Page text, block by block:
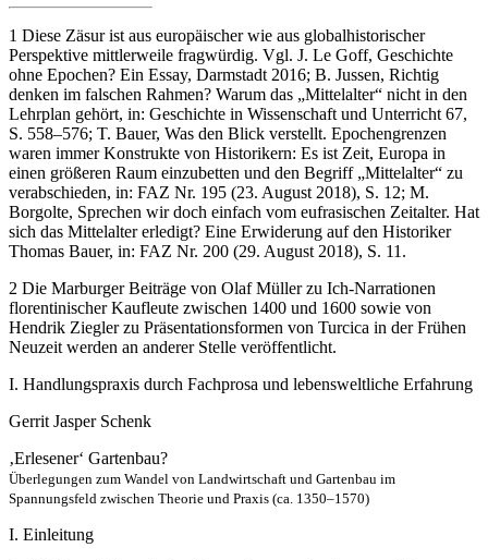
1 Diese Zäsur ist aus europäischer wie aus globalhistorischer
Perspektive mittlerweile fragwürdig. Vgl. J. Le Goff, Geschichte
ohne Epochen? Ein Essay, Darmstadt 2016; B. Jussen, Richtig
denken im falschen Rahmen? Warum das „Mittelalter“ nicht in den
Lehrplan gehört, in: Geschichte in Wissenschaft und Unterricht 67,
S. 558–576; T. Bauer, Was den Blick verstellt. Epochengrenzen
waren immer Konstrukte von Historikern: Es ist Zeit, Europa in
einen größeren Raum einzubetten und den Begriff „Mittelalter“ zu
verabschieden, in: FAZ Nr. 195 (23. August 2018), S. 12; M.
Borgolte, Sprechen wir doch einfach vom eufrasischen Zeitalter. Hat
sich das Mittelalter erledigt? Eine Erwiderung auf den Historiker
Thomas Bauer, in: FAZ Nr. 200 (29. August 2018), S. 11.
2 Die Marburger Beiträge von Olaf Müller zu Ich-Narrationen
florentinischer Kaufleute zwischen 1400 und 1600 sowie von
Hendrik Ziegler zu Präsentationsformen von Turcica in der Frühen
Neuzeit werden an anderer Stelle veröffentlicht.
I. Handlungspraxis durch Fachprosa und lebensweltliche Erfahrung
Gerrit Jasper Schenk
‚Erlesener‘ Gartenbau?
Überlegungen zum Wandel von Landwirtschaft und Gartenbau im
Spannungsfeld zwischen Theorie und Praxis (ca. 1350–1570)
I. Einleitung